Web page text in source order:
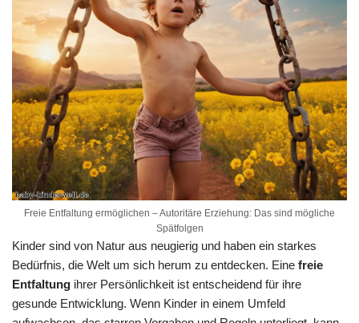
Freie Entfaltung ermöglichen – Autoritäre Erziehung: Das sind mögliche
Spätfolgen
Kinder sind von Natur aus neugierig und haben ein starkes
Bedürfnis, die Welt um sich herum zu entdecken. Eine freie
Entfaltung ihrer Persönlichkeit ist entscheidend für ihre
gesunde Entwicklung. Wenn Kinder in einem Umfeld